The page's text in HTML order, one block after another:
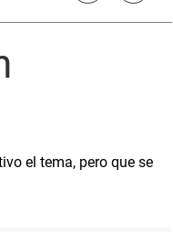
el tema, pero que se